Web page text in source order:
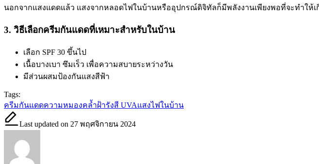
นอกจากแสงแดดแล้ว แสงจากหลอดไฟในบ้านหรืออุปกรณ์ดิจิทัลก็มีพลังงานเพียงพอที่จะทำให้เ
3. วิธีเลือกครีมกันแดดที่เหมาะสำหรับในบ้าน
เลือก SPF 30 ขึ้นไป
เนื้อบางเบา ซึมเร็ว เพื่อความสบายระหว่างวัน
มีส่วนผสมป้องกันแสงสีฟ้า
Tags:
ครีมกันแดดความหมองคล้ำฝ้ารังสี UVAแสงไฟในบ้าน
Last updated on 27 พฤศจิกายน 2024